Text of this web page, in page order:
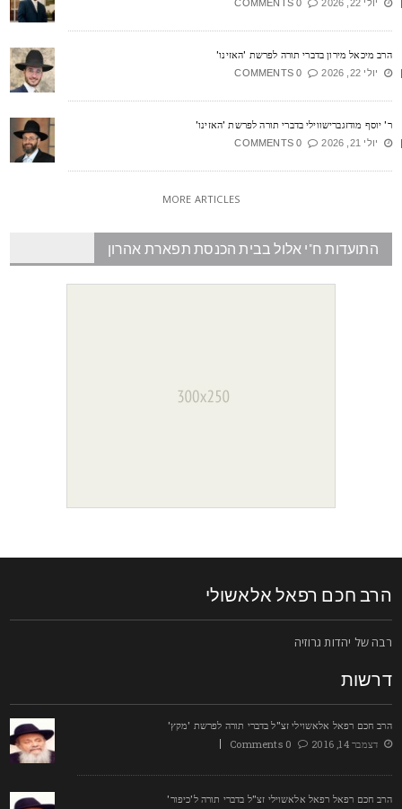
יולי 22, 2026 0 COMMENTS
מיכאל מירון בדברי תורה לפרשת 'האזינו'
יולי 22, 2026 0 COMMENTS
יוסף מודזגברישווילי בדברי תורה לפרשת 'האזינו'
יולי 21, 2026 0 COMMENTS
MORE ARTICLES
התועדות ח"י אלול בבית הכנסת תפארת אהרון
חכם רפאל אלאשולי
של יהדות גרוזיה
חכם רפאל אלאשוילי זצ"ל בדברי תורה לפרשת 'מקץ'
דצמבר 14, 2016
0 Comments
חכם רפאל רפאל אלאשוילי זצ"ל בדברי תורה ל'כיפור'